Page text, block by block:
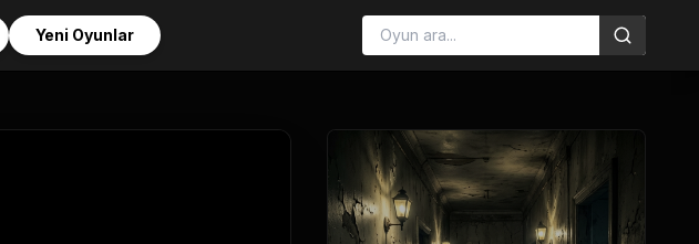
Yeni Oyunlar